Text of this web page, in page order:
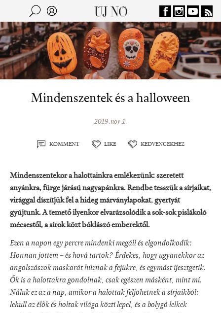
Jump to navigation
Kereső
Mindenszentek és a halloween
2019.nov.1.
KOMMENT LIKE KEDVENCEKHEZ
Mindenszentekor a halottainkra emlékezünk: szeretett
anyánkra, fürge járású nagyapánkra. Rendbe tesszük a sírjaikat,
virággal díszítjük fel a hideg márványlapokat, gyertyát
gyújtunk. A temető ilyenkor elvarázsolódik a sok-sok pislákoló
mécsestől, a sírok közt bóklászó emberektől.
Ezen a napon egy percre mindenki megáll és elgondolkodik:
Honnan jöttem – és hová tartok? Érdekes, hogy ugyanekkor az
angolszászok maskarát húznak a fejükre, és egymást ijesztgetik.
Ők is a halottakra gondolnak, csak egészen másként, mint mi.
Náluk ez az a nap, amikor a halottak feljöhetnek a sírjaikból:
lehull az élők és holtak világa közti lepel, és a bolygó lelkek